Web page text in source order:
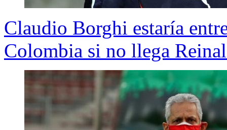
Claudio Borghi estaría
Colombia si no llega